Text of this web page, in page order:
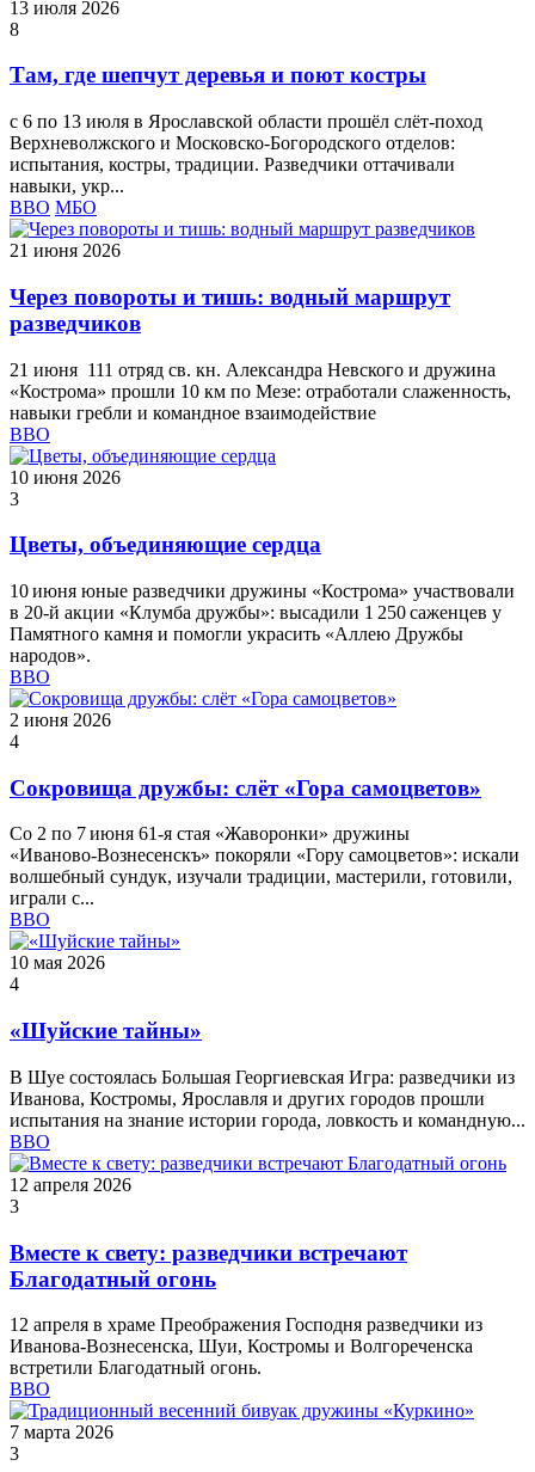
13 июля 2026
8
Там, где шепчут деревья и поют костры
с 6 по 13 июля в Ярославской области прошёл слёт‑поход
Верхневолжского и Московско-Богородского отделов:
испытания, костры, традиции. Разведчики оттачивали
навыки, укр...
ВВО МБО
21 июня 2026
Через повороты и тишь: водный маршрут
разведчиков
21 июня 111 отряд св. кн. Александра Невского и дружина
«Кострома» прошли 10 км по Мезе: отработали слаженность,
навыки гребли и командное взаимодействие
ВВО
10 июня 2026
3
Цветы, объединяющие сердца
10 июня юные разведчики дружины «Кострома» участвовали
в 20‑й акции «Клумба дружбы»: высадили 1 250 саженцев у
Памятного камня и помогли украсить «Аллею Дружбы
народов».
ВВО
2 июня 2026
4
Сокровища дружбы: слёт «Гора самоцветов»
Со 2 по 7 июня 61‑я стая «Жаворонки» дружины
«Иваново‑Вознесенскъ» покоряли «Гору самоцветов»: искали
волшебный сундук, изучали традиции, мастерили, готовили,
играли с...
ВВО
10 мая 2026
4
«Шуйские тайны»
В Шуе состоялась Большая Георгиевская Игра: разведчики из
Иванова, Костромы, Ярославля и других городов прошли
испытания на знание истории города, ловкость и командную...
ВВО
12 апреля 2026
3
Вместе к свету: разведчики встречают
Благодатный огонь
12 апреля в храме Преображения Господня разведчики из
Иванова‑Вознесенска, Шуи, Костромы и Волгореченска
встретили Благодатный огонь.
ВВО
7 марта 2026
3